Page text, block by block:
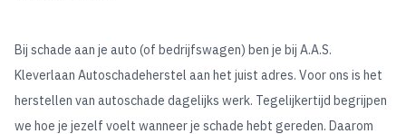
Bij schade aan je auto (of bedrijfswagen) ben je bij A.A.S.
Kleverlaan Autoschadeherstel aan het juist adres. Voor ons is het
herstellen van autoschade dagelijks werk. Tegelijkertijd begrijpen
we hoe je jezelf voelt wanneer je schade hebt gereden. Daarom